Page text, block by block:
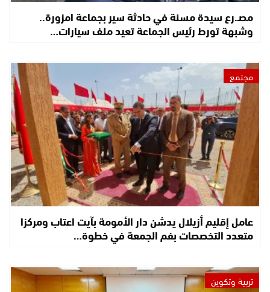
مصـ.رع سيدة مسنة في حادثة سير بجماعة امزورة..
وشبهة تورط رئيس الجماعة تعيد ملف سيارات…
مجتمع
عامل إقليم أزيلال يدشن دار الأمومة بآيت اعتاب ومركزا
متعدد التخصصات بفم الجمعة في خطوة…
تربية وتكوين